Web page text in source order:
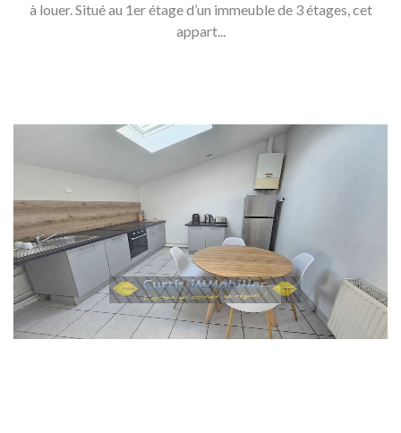
à louer. Situé au 1er étage d’un immeuble de 3 étages, cet
appart...